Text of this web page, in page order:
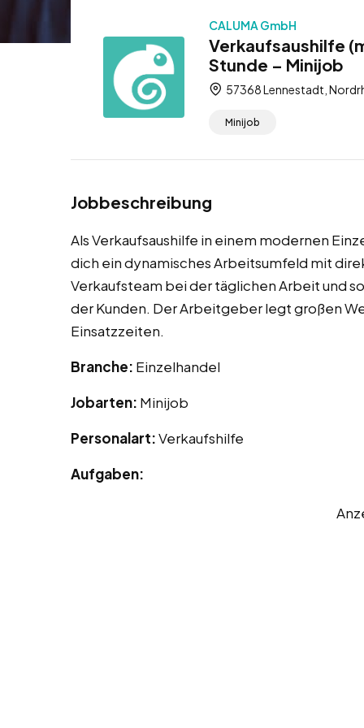
CALUMA GmbH
Verkaufsaushilfe
Stunde – Minijob
57368 Lennestadt,
Minijob
Jobbeschreibung
Als Verkaufsaushilfe in einem modernen
dich ein dynamisches Arbeitsumfeld mit
Verkaufsteam bei der täglichen Arbeit und
der Kunden. Der Arbeitgeber legt großen
Einsatzzeiten.
Branche: Einzelhandel
Jobarten: Minijob
Personalart:Verkaufshilfe
Aufgaben: